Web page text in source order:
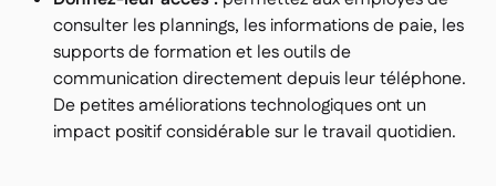
consulter les plannings, les informations de paie, les
supports de formation et les outils de
communication directement depuis leur téléphone.
De petites améliorations technologiques ont un
impact positif considérable sur le travail quotidien.